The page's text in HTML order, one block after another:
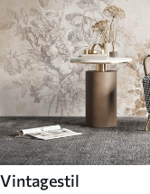
Vintagestil